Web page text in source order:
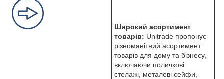
Широкий асортимент
товарів: Unitrade пропонує
різноманітний асортимент
товарів для дому та бізнесу,
включаючи поличкові
стелажі, металеві сейфи,